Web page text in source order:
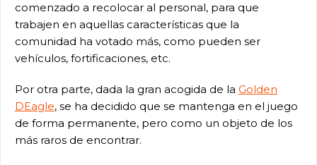
comenzado a recolocar al personal, para que
trabajen en aquellas características que la
comunidad ha votado más, como pueden ser
vehículos, fortificaciones, etc.
Por otra parte, dada la gran acogida de la Golden
DEagle, se ha decidido que se mantenga en el juego
de forma permanente, pero como un objeto de los
más raros de encontrar.